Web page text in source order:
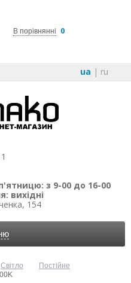
В порівнянні 0
ua | ru
з 9-00 до 16-00
вихідні
154
Світло
Постійне